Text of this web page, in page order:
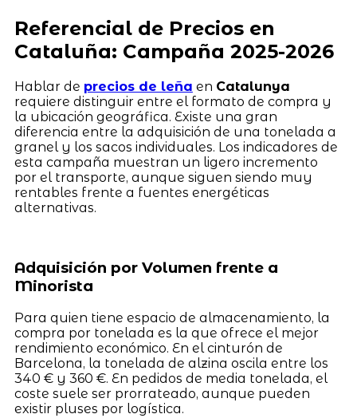
Referencial de Precios en
Cataluña: Campaña 2025-2026
Hablar de precios de leña en Catalunya
requiere distinguir entre el formato de compra y
la ubicación geográfica. Existe una gran
diferencia entre la adquisición de una tonelada a
granel y los sacos individuales. Los indicadores de
esta campaña muestran un ligero incremento
por el transporte, aunque siguen siendo muy
rentables frente a fuentes energéticas
alternativas.
Adquisición por Volumen frente a
Minorista
Para quien tiene espacio de almacenamiento, la
compra por tonelada es la que ofrece el mejor
rendimiento económico. En el cinturón de
Barcelona, la tonelada de alzina oscila entre los
340 € y 360 €. En pedidos de media tonelada, el
coste suele ser prorrateado, aunque pueden
existir pluses por logística.